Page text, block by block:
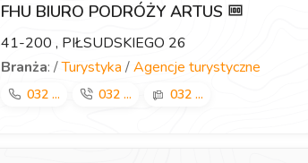
FHU BIURO PODRÓŻY ARTUS
41-200 , PIŁSUDSKIEGO 26
Branża: /Turystyka /Agencje turystyczne
032 ... 032 ... 032 ...